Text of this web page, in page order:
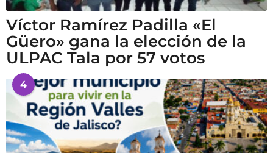
Víctor Ramírez Padilla «El
Güero» gana la elección de la
ULPAC Tala por 57 votos
4